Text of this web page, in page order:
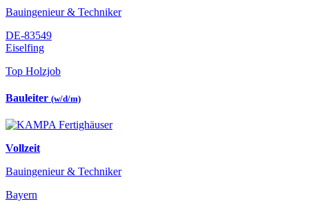
Bauingenieur & Techniker
DE-83549
Eiselfing
Top Holzjob
Bauleiter (w/d/m)
Vollzeit
Bauingenieur & Techniker
Bayern